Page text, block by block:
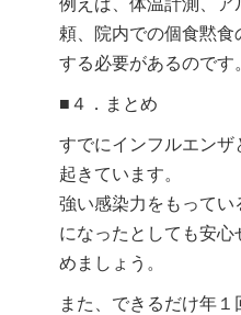
例えば、体温計測、ア
頼、院内での個食黙
する必要があるのです
■４．まとめ
すでにインフルエン
起きています。
強い感染力をもって
になったとしても安
めましょう。
また、できるだけ年１